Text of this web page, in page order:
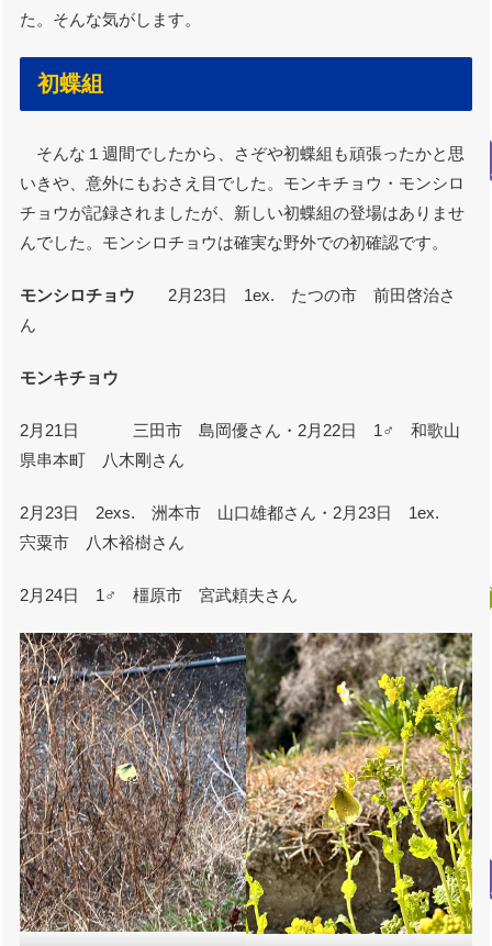
た。そんな気がします。
初蝶組
そんな１週間でしたから、さぞや初蝶組も頑張ったかと思
いきや、意外にもおさえ目でした。モンキチョウ・モンシロ
チョウが記録されましたが、新しい初蝶組の登場はありませ
んでした。モンシロチョウは確実な野外での初確認です。
モンシロチョウ
2月23日 1ex. たつの市 前田啓治さ
ん
モンキチョウ
2月21日 三田市 島岡優さん・2月22日 1♂ 和歌山
県串本町 八木剛さん
2月23日 2exs. 洲本市 山口雄都さん・2月23日 1ex.
宍粟市 八木裕樹さん
2月24日 1♂ 橿原市 宮武頼夫さん